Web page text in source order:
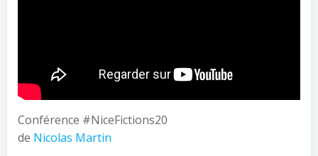
Conférence #NiceFictions20
de Nicolas Martin